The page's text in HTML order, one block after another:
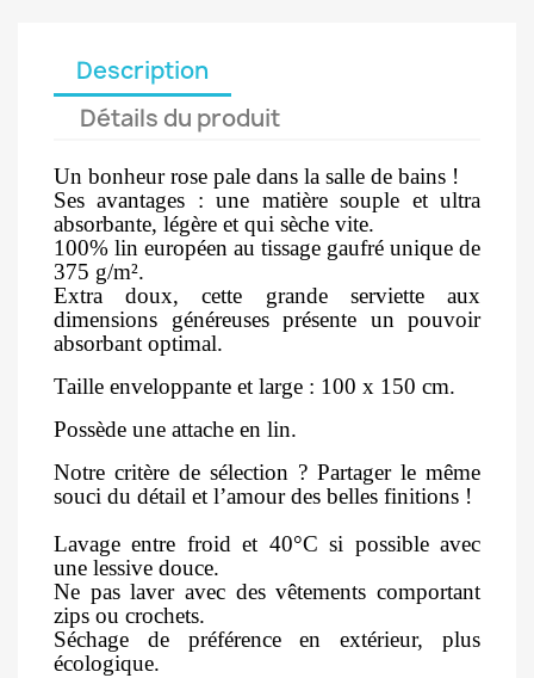
Description
Détails du produit
Un bonheur rose pale dans la salle de bains !
Ses avantages : une matière souple et ultra
absorbante, légère et qui sèche vite.
100% lin européen au tissage gaufré unique de
375 g/m².
Extra doux, cette grande serviette aux
dimensions généreuses présente un pouvoir
absorbant optimal.
Taille enveloppante et large : 100 x 150 cm.
Possède une attache en lin.
Notre critère de sélection ? Partager le même
souci du détail et l’amour des belles finitions !
Lavage entre froid et 40°C si possible avec
une lessive douce.
Ne pas laver avec des vêtements comportant
zips ou crochets.
Séchage de préférence en extérieur, plus
écologique.